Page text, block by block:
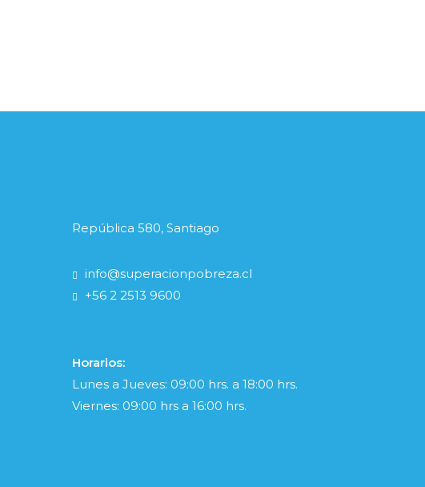
República 580, Santiago
info@superacionpobreza.cl
+56 2 2513 9600
Horarios:
Lunes a Jueves: 09:00 hrs. a 18:00 hrs.
Viernes: 09:00 hrs a 16:00 hrs.